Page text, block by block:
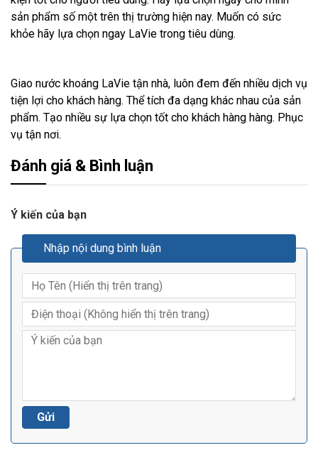
sản phẩm số một trên thị trường hiện nay. Muốn có sức
khỏe hãy lựa chọn ngay LaVie trong tiêu dùng.
Giao nước khoáng LaVie tận nhà, luôn đem đến nhiều dịch vụ
tiện lợi cho khách hàng. Thể tích đa dạng khác nhau của sản
phẩm. Tạo nhiều sự lựa chọn tốt cho khách hàng hàng. Phục
vụ tận nơi.
Đánh giá & Bình luận
Ý kiến của bạn
Nhập nội dung bình luận